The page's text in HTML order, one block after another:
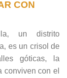
CON
un distrito
es un crisol de
góticas, la
conviven con el